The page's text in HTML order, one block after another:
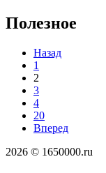
Полезное
Назад
1
2
3
4
20
Вперед
2026 © 1650000.ru